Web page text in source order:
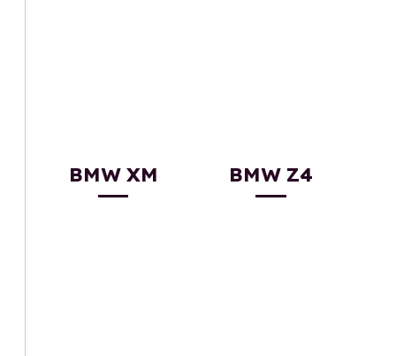
BMW XM BMW Z4